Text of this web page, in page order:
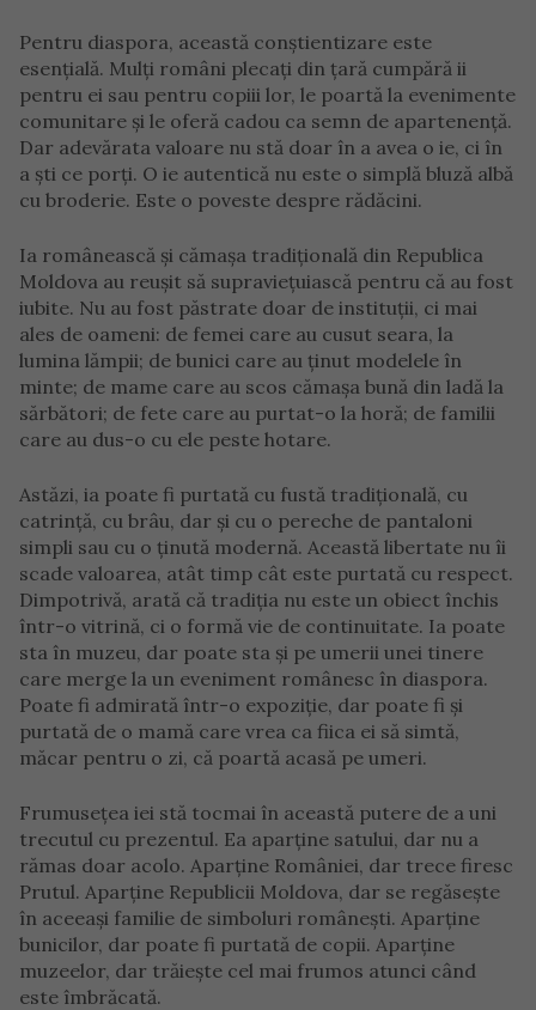
Pentru diaspora, această conștientizare este
esențială. Mulți români plecați din țară cumpără ii
pentru ei sau pentru copiii lor, le poartă la evenimente
comunitare și le oferă cadou ca semn de apartenență.
Dar adevărata valoare nu stă doar în a avea o ie, ci în
a ști ce porți. O ie autentică nu este o simplă bluză albă
cu broderie. Este o poveste despre rădăcini.
Ia românească și cămașa tradițională din Republica
Moldova au reușit să supraviețuiască pentru că au fost
iubite. Nu au fost păstrate doar de instituții, ci mai
ales de oameni: de femei care au cusut seara, la
lumina lămpii; de bunici care au ținut modelele în
minte; de mame care au scos cămașa bună din ladă la
sărbători; de fete care au purtat-o la horă; de familii
care au dus-o cu ele peste hotare.
Astăzi, ia poate fi purtată cu fustă tradițională, cu
catrință, cu brâu, dar și cu o pereche de pantaloni
simpli sau cu o ținută modernă. Această libertate nu îi
scade valoarea, atât timp cât este purtată cu respect.
Dimpotrivă, arată că tradiția nu este un obiect închis
într-o vitrină, ci o formă vie de continuitate. Ia poate
sta în muzeu, dar poate sta și pe umerii unei tinere
care merge la un eveniment românesc în diaspora.
Poate fi admirată într-o expoziție, dar poate fi și
purtată de o mamă care vrea ca fiica ei să simtă,
măcar pentru o zi, că poartă acasă pe umeri.
Frumusețea iei stă tocmai în această putere de a uni
trecutul cu prezentul. Ea aparține satului, dar nu a
rămas doar acolo. Aparține României, dar trece firesc
Prutul. Aparține Republicii Moldova, dar se regăsește
în aceeași familie de simboluri românești. Aparține
bunicilor, dar poate fi purtată de copii. Aparține
muzeelor, dar trăiește cel mai frumos atunci când
este îmbrăcată.